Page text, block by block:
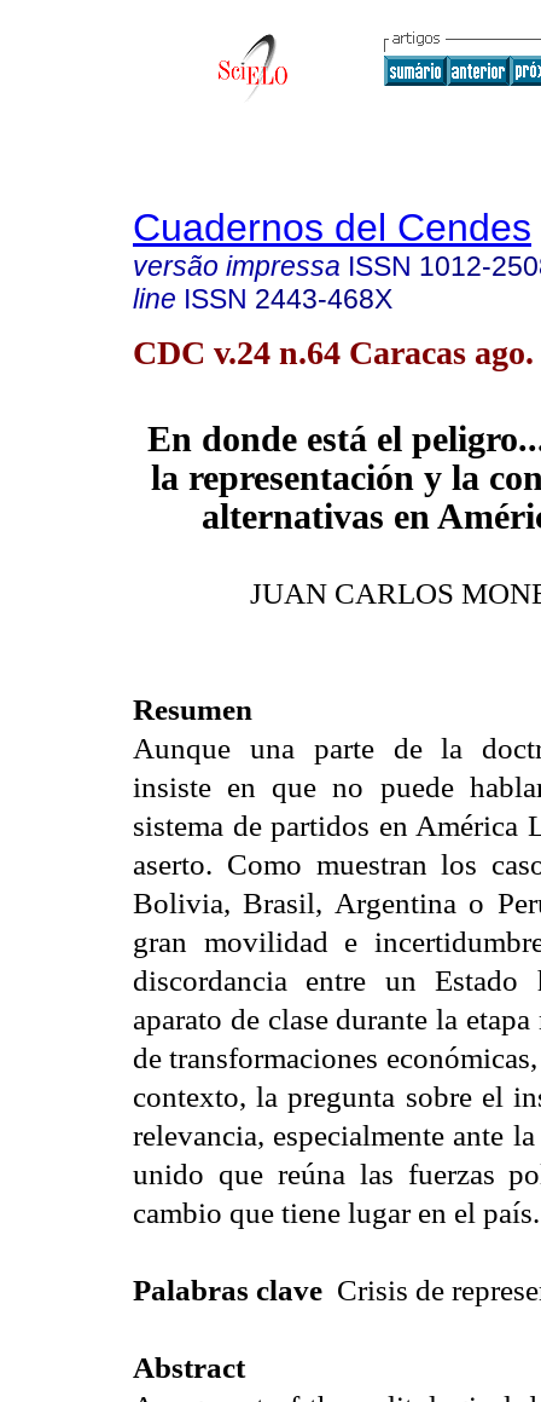
Cuadernos del Cendes
versão impressa ISSN 1012-
line ISSN 2443-468X
CDC v.24 n.64 Caracas ago.
En donde está el
la representación y la
alternativas en
JUAN CARLOS
Resumen
Aunque una parte de la
insiste en que no puede
sistema de partidos en América
aserto. Como muestran los
Bolivia, Brasil, Argentina o
gran movilidad e
discordancia entre un
aparato de clase durante la
de transformaciones
contexto, la pregunta sobre el
relevancia, especialmente ante
unido que reúna las fuerzas
cambio que tiene lugar en el país.
Palabras clave Crisis de
Abstract